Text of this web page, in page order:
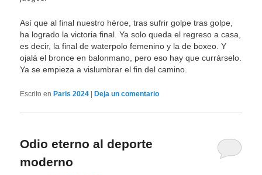
Así que al final nuestro héroe, tras sufrir golpe tras golpe,
ha logrado la victoria final. Ya solo queda el regreso a casa,
es decir, la final de waterpolo femenino y la de boxeo. Y
ojalá el bronce en balonmano, pero eso hay que currárselo.
Ya se empieza a vislumbrar el fin del camino.
Escrito en Paris 2024 |Deja un comentario
Odio eterno al deporte
moderno